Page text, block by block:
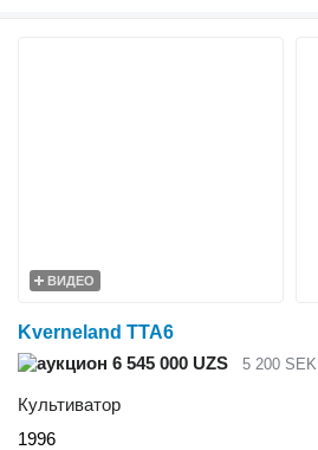
ВИДЕО
Kverneland TTA6
6 545 000 UZS
5 200 SEK
Культиватор
1996